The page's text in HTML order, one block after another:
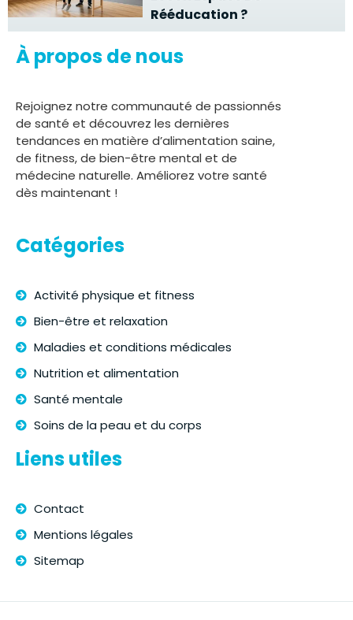
Rééducation ?
À propos de nous
Rejoignez notre communauté de passionnés
de santé et découvrez les dernières
tendances en matière d’alimentation saine,
de fitness, de bien-être mental et de
médecine naturelle. Améliorez votre santé
dès maintenant !
Catégories
Activité physique et fitness
Bien-être et relaxation
Maladies et conditions médicales
Nutrition et alimentation
Santé mentale
Soins de la peau et du corps
Liens utiles
Contact
Mentions légales
Sitemap